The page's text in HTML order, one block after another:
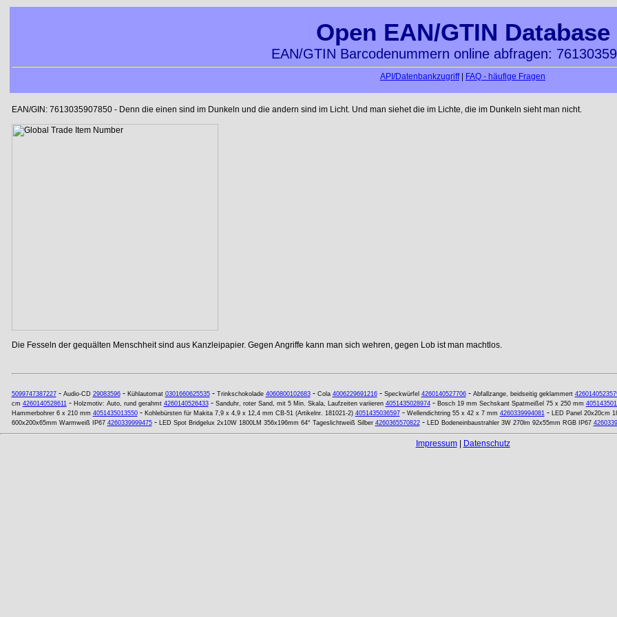
Open EAN/GTIN Database
EAN/GTIN Barcodenummern online abfragen:
API/Datenbankzugriff| FAQ - häufige Fragen
EAN/GIN: 7613035907850 - Denn die einen sind im Dunkeln und die andern sind im Licht. Und man siehet die im Lichte, die im Dunkeln sieht man nicht.
Die Fesseln der gequälten Menschheit sind aus Kanzleipapier. Gegen Angriffe kann man sich wehren, gegen Lob ist man machtlos.
5099747387227- Audio-CD 29083596- Kühlautomat 0301660625535- Trinkschokolade 4060800102683- Cola 4006229691216- Speckwürfel 4260140527706- Abfallzange, beidseitig geklammert
cm 4260140528611- Holzmotiv: Auto, rund gerahmt 4260140526433- Sanduhr, roter Sand, mit 5 Min. Skala, Laufzeiten variieren 4051435028974- Bosch 19 mm Sechskant Spatmeißel 75 x 250 mm
Hammerbohrer 6 x 210 mm 4051435013550- Kohlebürsten für Makita 7,9 x 4,9 x 12,4 mm CB-51 (Artikelnr. 181021-2) 4051435036597- Wellendichtring 55 x 42 x 7 mm 4260339994081- LED Panel 20x20cm
600x200x65mm Warmweiß IP67 4260339999475- LED Spot Bridgelux 2x10W 1800LM 356x196mm 64° Tageslichtweiß Silber 4260365570822- LED Bodeneinbaustrahler 3W 270lm 92x55mm RGB IP67
Impressum| Datenschutz